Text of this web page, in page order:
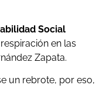
Social
en las
Zapata.
un rebrote, por eso,